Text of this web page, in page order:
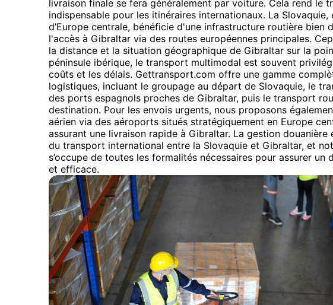
livraison finale se fera généralement par voiture. Cela rend le
indispensable pour les itinéraires internationaux. La Slovaquie,
d’Europe centrale, bénéficie d'une infrastructure routière bien
l'accès à Gibraltar via des routes européennes principales.
la distance et la situation géographique de Gibraltar sur la
péninsule ibérique, le transport multimodal est souvent
coûts et les délais. Gettransport.com offre une gamme
logistiques, incluant le groupage au départ de Slovaquie, le
des ports espagnols proches de Gibraltar, puis le transport
destination. Pour les envois urgents, nous proposons
aérien via des aéroports situés stratégiquement en Europe
assurant une livraison rapide à Gibraltar. La gestion douanière
du transport international entre la Slovaquie et Gibraltar, et
s’occupe de toutes les formalités nécessaires pour assurer un
et efficace.